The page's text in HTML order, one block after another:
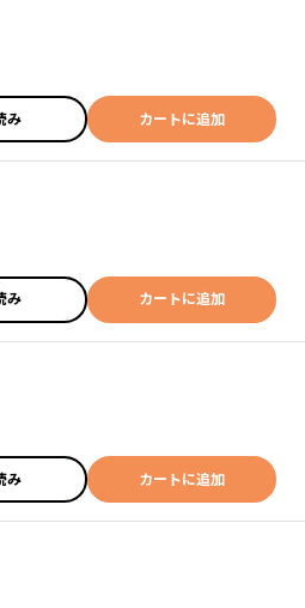
み カートに追加
み カートに追加
み カートに追加